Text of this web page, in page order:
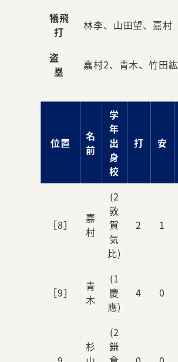
犠飛
打
林李、山田望、嘉村
盗
塁
嘉村2、青木、竹田紘
位置
名
前
学
年
出
身
校
打 安
［8］
嘉
村
(2
敦
賀
気
比)
2 1
［9］
青
木
(1
慶
應)
4 0
杉
(2
鎌